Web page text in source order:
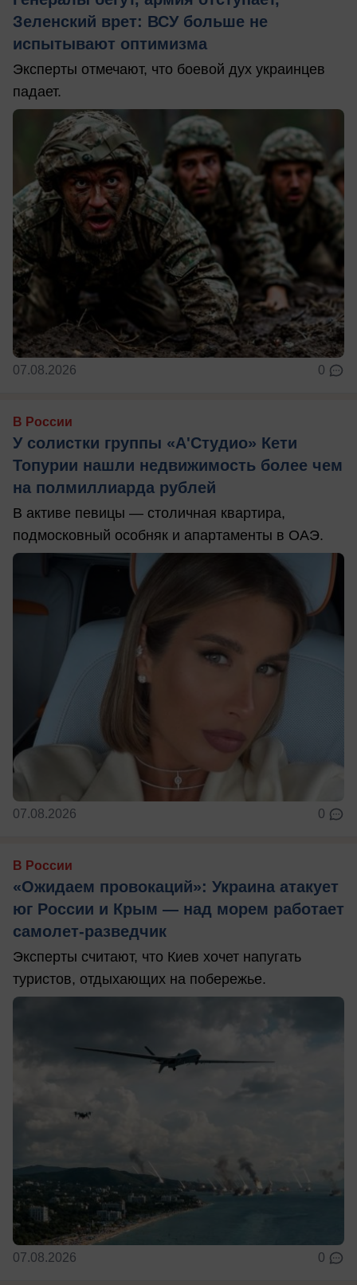
Зеленский врет: ВСУ больше не
испытывают оптимизма
Эксперты отмечают, что боевой дух украинцев
падает.
07.08.2026 0
В России
У солистки группы «А'Студио» Кети
Топурии нашли недвижимость более чем
на полмиллиарда рублей
В активе певицы — столичная квартира,
подмосковный особняк и апартаменты в ОАЭ.
07.08.2026 0
В России
«Ожидаем провокаций»: Украина атакует
юг России и Крым — над морем работает
самолет-разведчик
Эксперты считают, что Киев хочет напугать
туристов, отдыхающих на побережье.
07.08.2026 0